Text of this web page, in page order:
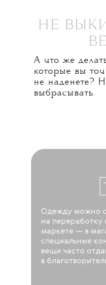
НЕ
А что же
которые вы
не наденете?
выбрасывать.
Одежду можно
на переработку
маркете — в
специальные
вещи часто
в